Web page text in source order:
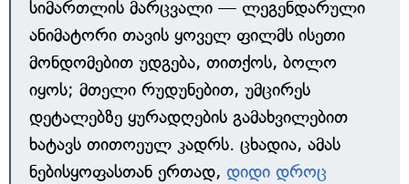
სიმართლის მარცვალი — ლეგენდარული
ანიმატორი თავის ყოველ ფილმს ისეთი
მონდომებით უდგება, თითქოს, ბოლო
იყოს; მთელი რუდუნებით, უმცირეს
დეტალებზე ყურადღების გამახვილებით
ხატავს თითოეულ კადრს. ცხადია, ამას
ნებისყოფასთან ერთად, დიდი დროც